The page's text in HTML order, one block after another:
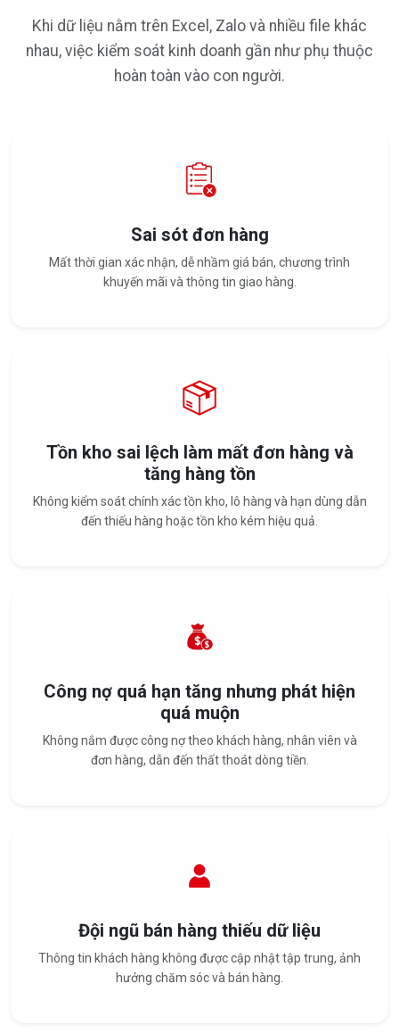
Khi dữ liệu nằm trên Excel, Zalo và nhiều file khác
nhau, việc kiểm soát kinh doanh gần như phụ thuộc
hoàn toàn vào con người.
Sai sót đơn hàng
Mất thời gian xác nhận, dễ nhầm giá bán, chương trình
khuyến mãi và thông tin giao hàng.
Tồn kho sai lệch làm mất đơn hàng và
tăng hàng tồn
Không kiểm soát chính xác tồn kho, lô hàng và hạn dùng dẫn
đến thiếu hàng hoặc tồn kho kém hiệu quả.
Công nợ quá hạn tăng nhưng phát hiện
quá muộn
Không nắm được công nợ theo khách hàng, nhân viên và
đơn hàng, dẫn đến thất thoát dòng tiền.
Đội ngũ bán hàng thiếu dữ liệu
Thông tin khách hàng không được cập nhật tập trung, ảnh
hưởng chăm sóc và bán hàng.